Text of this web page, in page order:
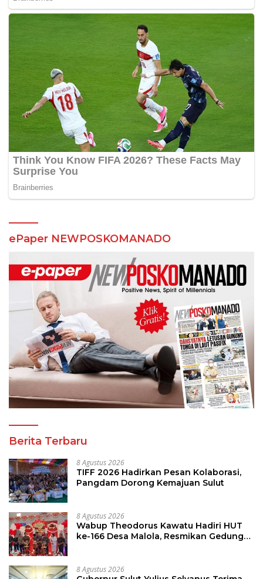
ePaper NEWPOSKOMANADO
Berita Terbaru
8 Agustus 2026
TIFF 2026 Hadirkan Pesan Kolaborasi,
Pangdam Dorong Kemajuan Sulut
8 Agustus 2026
Wabup Theodorus Kawatu Hadiri HUT
ke-166 Desa Malola, Resmikan Gedung
8 Agustus 2026